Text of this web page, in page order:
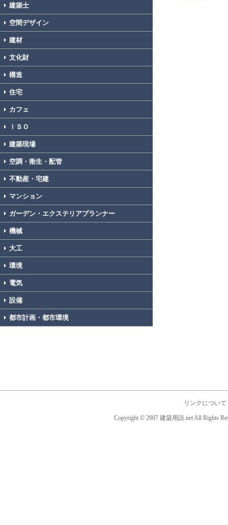
建築士
空間デザイン
建材
文化財
構造
住宅
カフェ
ＩＳＯ
建築現場
空調・衛生・配管
不動産・宅建
マンション
ガーデン・エクステリアプランナー
機械
大工
環境
電気
設備
都市計画・都市環境
リンクについて
Copyright © 2007 建築用語.net All Rights